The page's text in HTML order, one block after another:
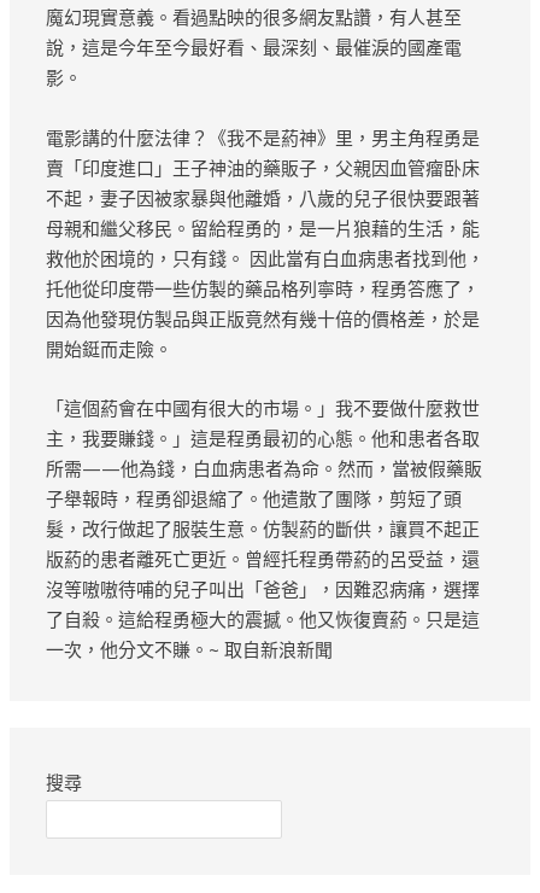
魔幻現實意義。看過點映的很多網友點讚，有人甚至
說，這是今年至今最好看、最深刻、最催淚的國產電
影。
電影講的什麼法律？《我不是葯神》里，男主角程勇是
賣「印度進口」王子神油的藥販子，父親因血管瘤卧床
不起，妻子因被家暴與他離婚，八歲的兒子很快要跟著
母親和繼父移民。留給程勇的，是一片狼藉的生活，能
救他於困境的，只有錢。 因此當有白血病患者找到他，
托他從印度帶一些仿製的藥品格列寧時，程勇答應了，
因為他發現仿製品與正版竟然有幾十倍的價格差，於是
開始鋌而走險。
「這個葯會在中國有很大的市場。」我不要做什麼救世
主，我要賺錢。」這是程勇最初的心態。他和患者各取
所需——他為錢，白血病患者為命。然而，當被假藥販
子舉報時，程勇卻退縮了。他遣散了團隊，剪短了頭
髮，改行做起了服裝生意。仿製葯的斷供，讓買不起正
版葯的患者離死亡更近。曾經托程勇帶葯的呂受益，還
沒等嗷嗷待哺的兒子叫出「爸爸」，因難忍病痛，選擇
了自殺。這給程勇極大的震撼。他又恢復賣葯。只是這
一次，他分文不賺。~ 取自新浪新聞
搜尋